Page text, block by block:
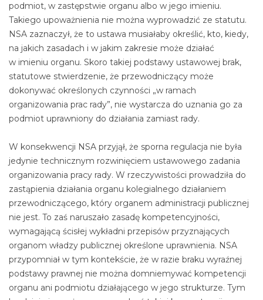
podmiot, w zastępstwie organu albo w jego imieniu.
Takiego upoważnienia nie można wyprowadzić ze statutu.
NSA zaznaczył, że to ustawa musiałaby określić, kto, kiedy,
na jakich zasadach i w jakim zakresie może działać
w imieniu organu. Skoro takiej podstawy ustawowej brak,
statutowe stwierdzenie, że przewodniczący może
dokonywać określonych czynności „w ramach
organizowania prac rady”, nie wystarcza do uznania go za
podmiot uprawniony do działania zamiast rady.
W konsekwencji NSA przyjął, że sporna regulacja nie była
jedynie technicznym rozwinięciem ustawowego zadania
organizowania pracy rady. W rzeczywistości prowadziła do
zastąpienia działania organu kolegialnego działaniem
przewodniczącego, który organem administracji publicznej
nie jest. To zaś naruszało zasadę kompetencyjności,
wymagającą ścisłej wykładni przepisów przyznających
organom władzy publicznej określone uprawnienia. NSA
przypomniał w tym kontekście, że w razie braku wyraźnej
podstawy prawnej nie można domniemywać kompetencji
organu ani podmiotu działającego w jego strukturze. Tym